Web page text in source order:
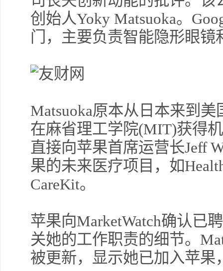
创始人Yoky Matsuoka。
门，主要负责智能隐形眼
Matsuoka原本从日本来到
在麻省理工学院(MIT)获得
直接向苹果首席运营长Jeff
果的未来医疗项目，如
CareKit。
苹果向MarketWatch确认已
关她的工作职责的细节。
被更新，显示她已加入苹果